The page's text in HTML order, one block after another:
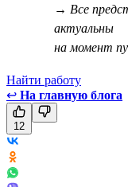
→ Все
актуальны
на момент
Найти работу
↩ На главную блога
12